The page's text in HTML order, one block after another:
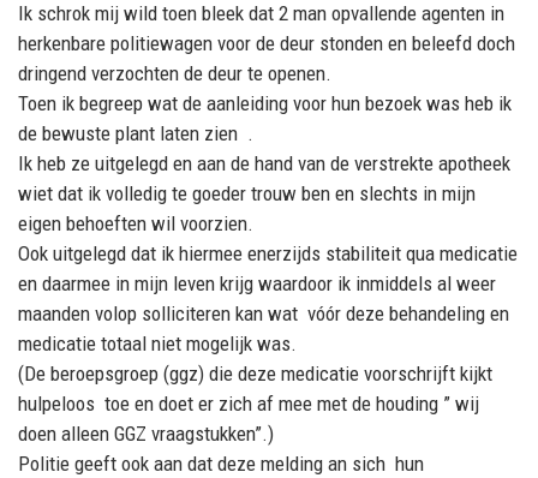
Ik schrok mij wild toen bleek dat 2 man opvallende agenten in
herkenbare politiewagen voor de deur stonden en beleefd doch
dringend verzochten de deur te openen.
Toen ik begreep wat de aanleiding voor hun bezoek was heb ik
de bewuste plant laten zien .
Ik heb ze uitgelegd en aan de hand van de verstrekte apotheek
wiet dat ik volledig te goeder trouw ben en slechts in mijn
eigen behoeften wil voorzien.
Ook uitgelegd dat ik hiermee enerzijds stabiliteit qua medicatie
en daarmee in mijn leven krijg waardoor ik inmiddels al weer
maanden volop solliciteren kan wat vóór deze behandeling en
medicatie totaal niet mogelijk was.
(De beroepsgroep (ggz) die deze medicatie voorschrijft kijkt
hulpeloos toe en doet er zich af mee met de houding ” wij
doen alleen GGZ vraagstukken”.)
Politie geeft ook aan dat deze melding an sich hun